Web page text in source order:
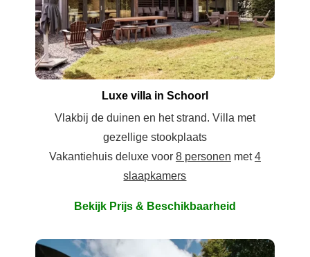
Luxe villa in Schoorl
Vlakbij de duinen en het strand. Villa met
gezellige stookplaats
Vakantiehuis deluxe voor 8 personen met4
slaapkamers
Bekijk Prijs & Beschikbaarheid